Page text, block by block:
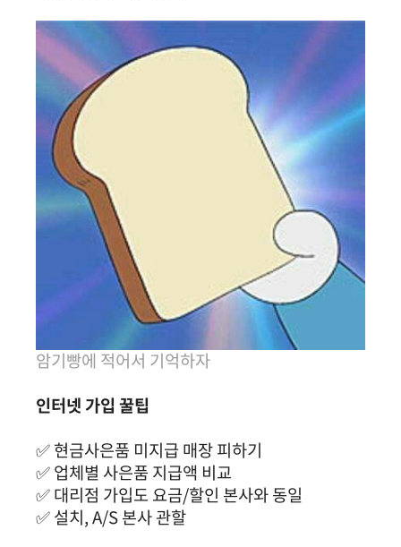
암기빵에 적어서 기억하자
인터넷 가입 꿀팁
✅ 현금사은품 미지급 매장 피하기
✅ 업체별 사은품 지급액 비교
✅ 대리점 가입도 요금/할인 본사와 동일
✅ 설치, A/S 본사 관할